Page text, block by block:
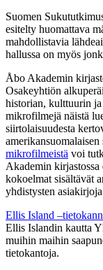
Suomen
esitelty huomattava
mahdollistavia
hallussa on myös
Åbo Akademin
Osakeyhtiön
historian, kulttuurin
mikrofilmejä näistä
siirtolaisuudesta
mikrofilmeistä voi
Akademin
kokoelmat sisältävät
yhdistysten
Ellis Island
Ellis Islandin kautta
muihin maihin
tietokantoja.